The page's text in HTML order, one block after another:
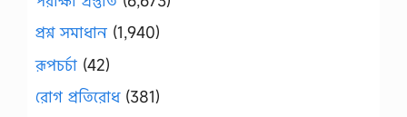
প্রশ্ন সমাধান (1,940)
রূপচর্চা (42)
রোগ প্রতিরোধ(381)